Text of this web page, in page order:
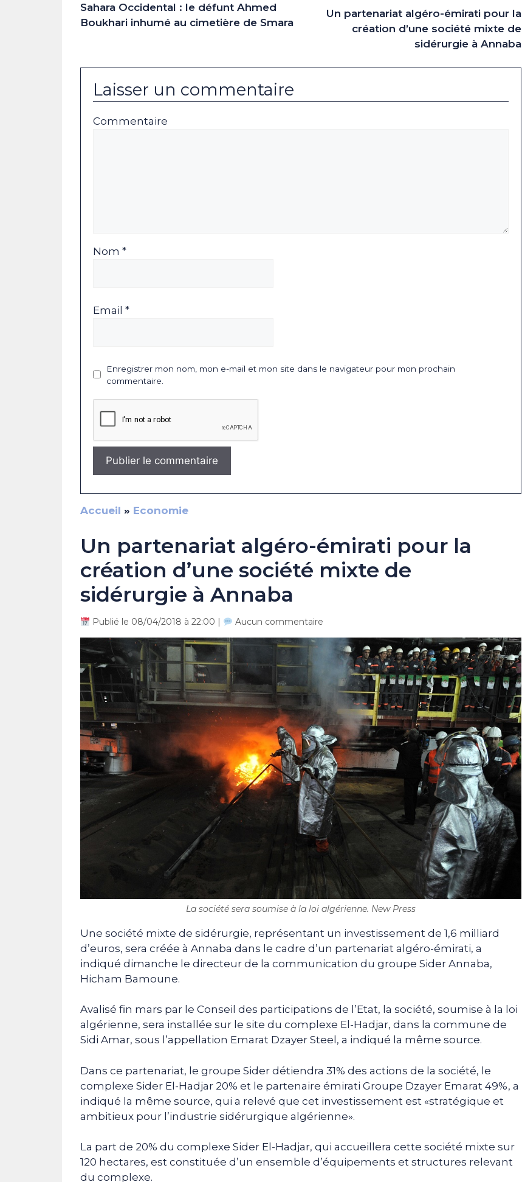
Sahara Occidental : le défunt Ahmed
Boukhari inhumé au cimetière de Smara
Un partenariat algéro-émirati pour la
création d’une société mixte de
sidérurgie à Annaba
Laisser un commentaire
Commentaire
Nom *
Email *
Enregistrer mon nom, mon e-mail et mon site dans le navigateur pour mon prochain
commentaire.
Accueil » Economie
Un partenariat algéro-émirati pour la
création d’une société mixte de
sidérurgie à Annaba
Publié le 08/04/2018 à 22:00 | Aucun commentaire
La société sera soumise à la loi algérienne. New Press
Une société mixte de sidérurgie, représentant un investissement de 1,6 milliard
d’euros, sera créée à Annaba dans le cadre d’un partenariat algéro-émirati, a
indiqué dimanche le directeur de la communication du groupe Sider Annaba,
Hicham Bamoune.
Avalisé fin mars par le Conseil des participations de l’Etat, la société, soumise à la loi
algérienne, sera installée sur le site du complexe El-Hadjar, dans la commune de
Sidi Amar, sous l’appellation Emarat Dzayer Steel, a indiqué la même source.
Dans ce partenariat, le groupe Sider détiendra 31% des actions de la société, le
complexe Sider El-Hadjar 20% et le partenaire émirati Groupe Dzayer Emarat 49%, a
indiqué la même source, qui a relevé que cet investissement est «stratégique et
ambitieux pour l’industrie sidérurgique algérienne».
La part de 20% du complexe Sider El-Hadjar, qui accueillera cette société mixte sur
120 hectares, est constituée d’un ensemble d’équipements et structures relevant
du complexe.